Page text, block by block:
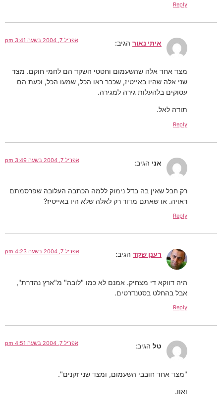
Reply
איתי נאור הגיב: אפריל 7, 2004 בשעה 3:41 pm
מצד אחד אלה שהשעמום וחטטי השקד הם לחמי חוקם. מצד
שני אלה שהיו באייטיז, שכבר ראו הכל, שמעו הכל, וכעת הם
עסוקים בלהעלות גירה למגירה.
תודה לאל.
Reply
אני הגיב: אפריל 7, 2004 בשעה 3:49 pm
רק חבל שאין בה בדל נימוק ללמה הכתבה העלובה שפרסמתם
ראויה. או שאתם מדור רק לאלה שלא היו באייטיז?
Reply
רענן שקד הגיב: אפריל 7, 2004 בשעה 4:23 pm
היה דווקא די מצחיק. אמנם לא כמו "לובה" מ"ארץ נהדרת",
אבל בהחלט בסטנדרטים.
Reply
טל הגיב: אפריל 7, 2004 בשעה 4:51 pm
"מצד אחד חובבי השעמום, ומצד שני זקנים".
ואוו.